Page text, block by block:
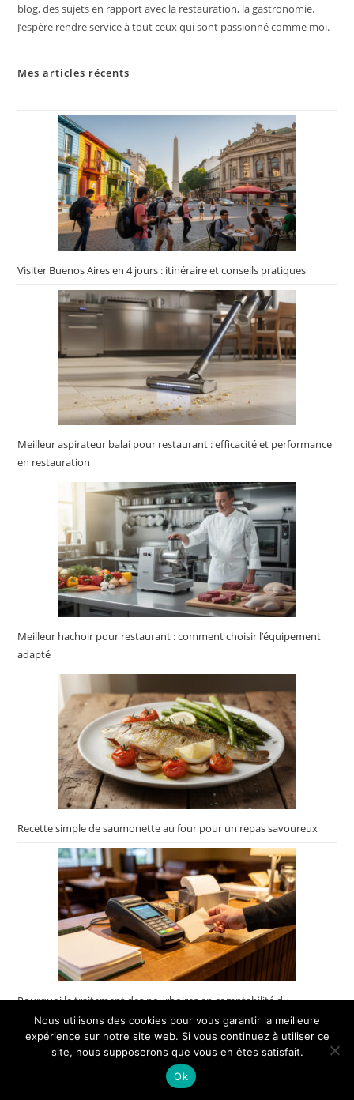
blog, des sujets en rapport avec la restauration, la gastronomie.
J’espère rendre service à tout ceux qui sont passionné comme moi.
Mes articles récents
Visiter Buenos Aires en 4 jours : itinéraire et conseils pratiques
Meilleur aspirateur balai pour restaurant : efficacité et performance
en restauration
Meilleur hachoir pour restaurant : comment choisir l’équipement
adapté
Recette simple de saumonette au four pour un repas savoureux
Pourquoi le traitement des pourboires en comptabilité du
restaurant varie et comment l’unifier
🔥 TOP VENTE
Bridget Gleeson Buenos Aires En Quelques Jours
Nous utilisons des cookies pour vous garantir la meilleure
expérience sur notre site web. Si vous continuez à utiliser ce
site, nous supposerons que vous en êtes satisfait.
Ok